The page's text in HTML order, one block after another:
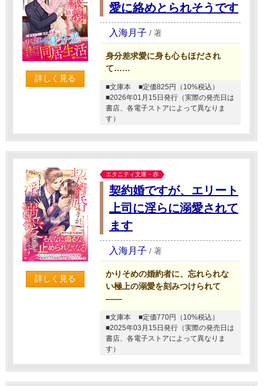
詳しく見る
愛に絡めとられそうです
入海月子 / 著
身分差求愛に身も心もほだされ
て……
■文庫本
■定価825円（10%税込）
■2026年01月15日発行（実際の発売日は
書店、各電子ストアによって異なりま
す）
詳しく見る
エタニティ文庫・赤
契約婚ですが、エリート
上司に淫らに溺愛されて
ます
入海月子 / 著
かりそめの婚約者に、忘れられな
い極上の溺愛を刻みつけられて
――
■文庫本
■定価770円（10%税込）
■2025年03月15日発行（実際の発売日は
書店、各電子ストアによって異なりま
す）